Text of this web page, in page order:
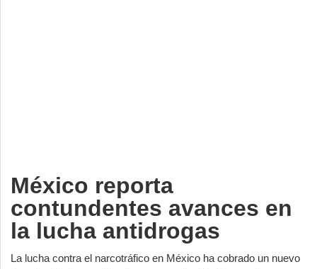
México reporta
contundentes avances en
la lucha antidrogas
La lucha contra el narcotráfico en México ha cobrado un nuevo